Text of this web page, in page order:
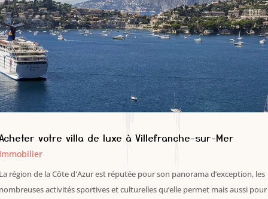
votre villa de luxe à Villefranche-sur-Mer
région de la Côte d'Azur est réputée pour son panorama d’exception, les
activités sportives et culturelles qu’elle permet mais aussi pour